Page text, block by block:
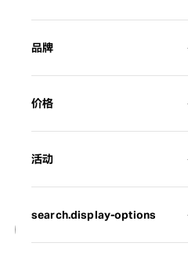
品牌
价格
活动
search.display-options